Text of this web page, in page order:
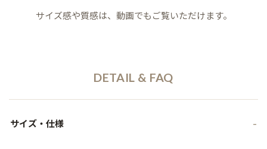
サイズ感や質感は、動画でもご覧いただけます。
DETAIL & FAQ
サイズ・仕様